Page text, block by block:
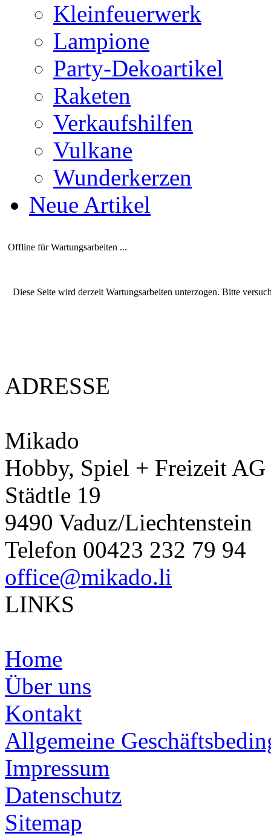
Kleinfeuerwerk
Lampione
Party-Dekoartikel
Raketen
Verkaufshilfen
Vulkane
Wunderkerzen
Neue Artikel
Offline für Wartungsarbeiten ...
Diese Seite wird derzeit Wartungsarbeiten unterzogen. Bitte
ADRESSE
Mikado
Hobby, Spiel + Freizeit AG
Städtle 19
9490 Vaduz/Liechtenstein
Telefon 00423 232 79 94
office@mikado.li
LINKS
Home
Über uns
Kontakt
Allgemeine
Impressum
Datenschutz
Sitemap